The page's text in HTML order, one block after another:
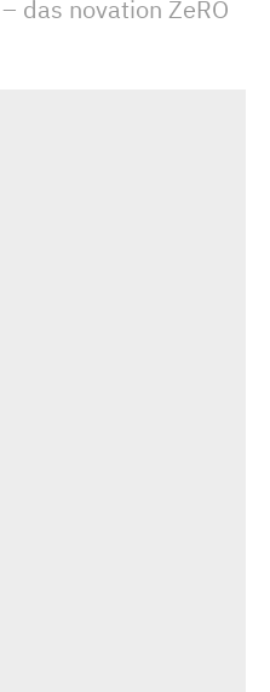
das novation ZeRO